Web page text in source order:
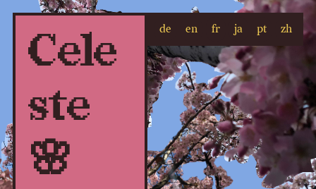
Cele
ste
🌸
de en fr ja pt zh